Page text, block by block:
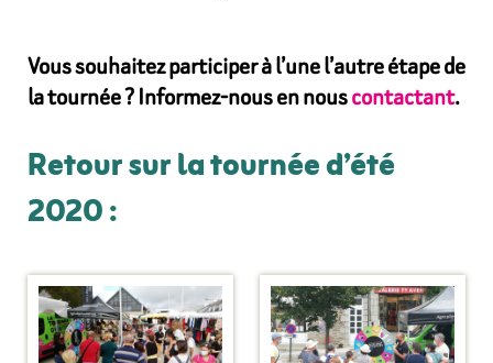
Vous souhaitez participer à l’une l’autre étape de
la tournée ? Informez-nous en nouscontactant.
Retour sur la tournée d’été
2020 :